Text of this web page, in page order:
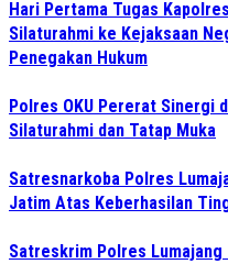
Hari Pertama Tugas
Silaturahmi ke Kejaksaan
Penegakan Hukum
Polres OKU Pererat Sinergi
Silaturahmi dan Tatap Muka
Satresnarkoba Polres
Jatim Atas Keberhasilan
Satreskrim Polres